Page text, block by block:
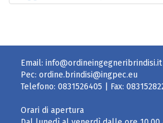
Email: info@ordineingegneribrindisi.it
Pec: ordine.brindisi@ingpec.eu
Telefono: 0831526405 | Fax:
Orari di apertura